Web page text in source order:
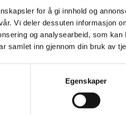
for å gi innhold og
Vi deler dessuten informasjon
og analysearbeid, som
samlet inn gjennom din bruk av
Egenskaper